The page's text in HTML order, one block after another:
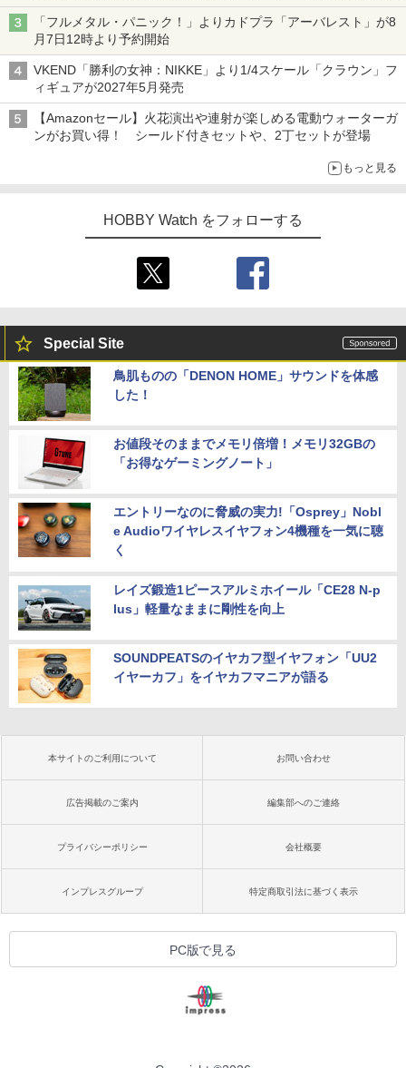
「フルメタル・パニック！」よりカドプラ「アーバレスト」が8
月7日12時より予約開始
VKEND「勝利の女神：NIKKE」より1/4スケール「クラウン」フ
ィギュアが2027年5月発売
【Amazonセール】火花演出や連射が楽しめる電動ウォーターガ
ンがお買い得！ シールド付きセットや、2丁セットが登場
もっと見る
HOBBY Watch をフォローする
Special Site
鳥肌ものの「DENON HOME」サウンドを体感
した！
お値段そのままでメモリ倍増！メモリ32GBの
「お得なゲーミングノート」
エントリーなのに脅威の実力!「Osprey」Nobl
e Audioワイヤレスイヤフォン4機種を一気に聴
く
レイズ鍛造1ピースアルミホイール「CE28 N-p
lus」軽量なままに剛性を向上
SOUNDPEATSのイヤカフ型イヤフォン「UU2
イヤーカフ」をイヤカフマニアが語る
本サイトのご利用について お問い合わせ
広告掲載のご案内 編集部へのご連絡
プライバシーポリシー 会社概要
インプレスグループ 特定商取引法に基づく表示
PC版で見る